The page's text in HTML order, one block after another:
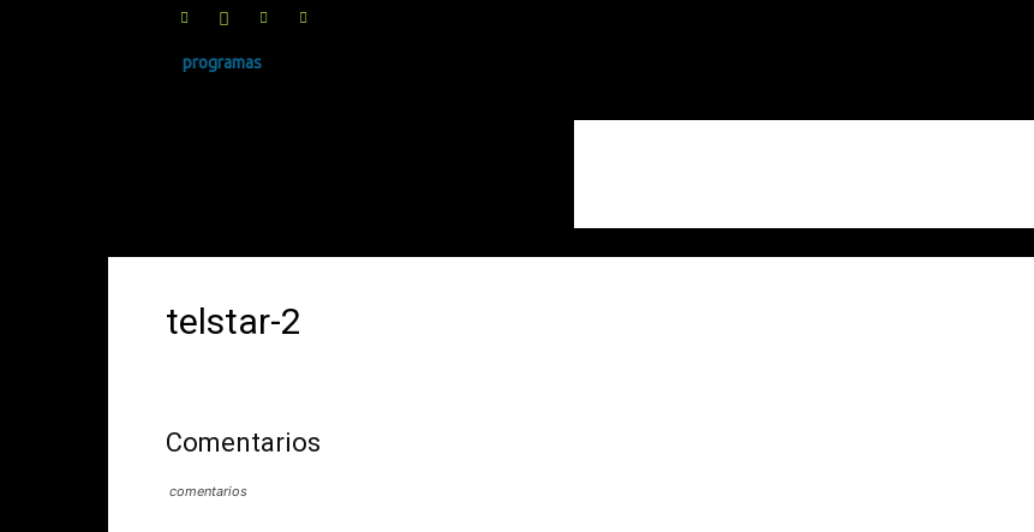
programas
telstar-2
Comentarios
comentarios